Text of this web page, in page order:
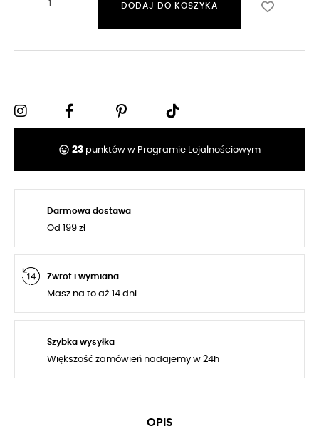
DODAJ DO KOSZYKA
tag_faces 23 punktów w Programie Lojalnościowym
Darmowa dostawa
Od 199 zł
Zwrot i wymiana
Masz na to aż 14 dni
Szybka wysyłka
Większość zamówień nadajemy w 24h
OPIS